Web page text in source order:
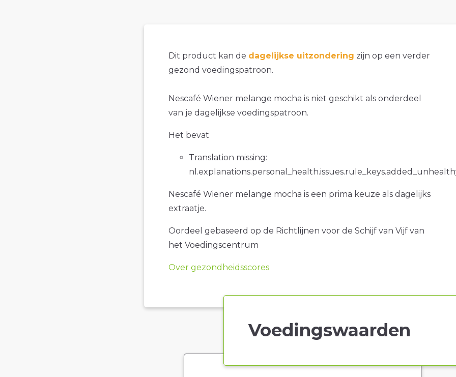
Dit product kan de dagelijkse uitzondering zijn op een verder
gezond voedingspatroon.
Nescafé Wiener melange mocha is niet geschikt als onderdeel
van je dagelijkse voedingspatroon.
Het bevat
Translation missing:
Nescafé Wiener melange mocha is een prima keuze als dagelijks
extraatje.
Oordeel gebaseerd op de Richtlijnen voor de Schijf van Vijf van
het Voedingscentrum
Over gezondheidsscores
Voedingswaarden